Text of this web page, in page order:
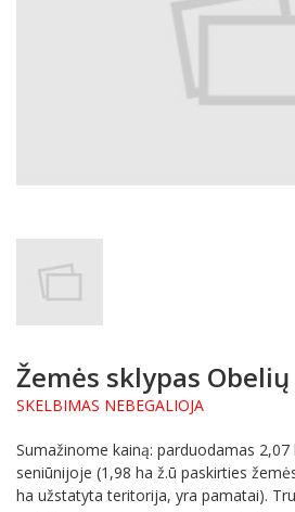
Žemės sklypas
SKELBIMAS NEBEGALIOJA
Sumažinome kainą: parduodamas
seniūnijoje (1,98 ha ž.ū paskirties
ha užstatyta teritorija, yra pamatai).